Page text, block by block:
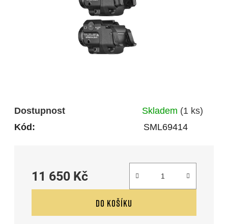
Dostupnost Skladem (1 ks)
Kód:
SML69414
11 650 Kč
Měrná cena:
DO KOŠÍKU